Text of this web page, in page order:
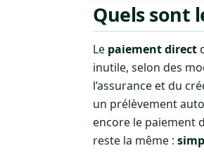
Quels sont
Le paiement direct
inutile, selon des
l’assurance et du
un prélèvement
encore le paiement
reste la même :